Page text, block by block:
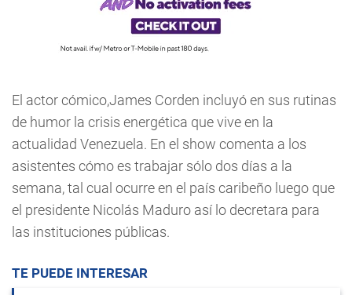
El actor cómico,James Corden incluyó en sus rutinas
de humor la crisis energética que vive en la
actualidad Venezuela. En el show comenta a los
asistentes cómo es trabajar sólo dos días a la
semana, tal cual ocurre en el país caribeño luego que
el presidente Nicolás Maduro así lo decretara para
las instituciones públicas.
TE PUEDE INTERESAR